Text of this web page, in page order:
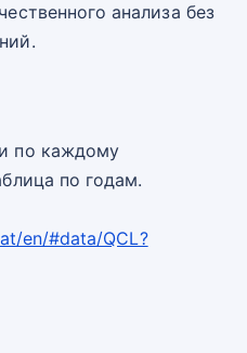
анализа без
по каждому
по годам.
en/#data/QCL?